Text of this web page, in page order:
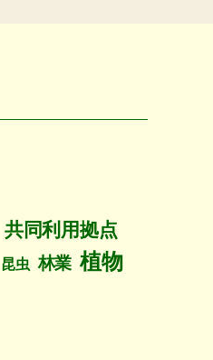
共同利用拠点
昆虫 林業 植物